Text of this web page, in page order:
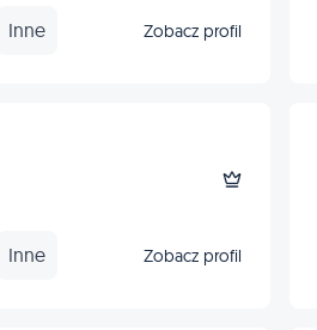
Inne Zobacz profil
Inne Zobacz profil